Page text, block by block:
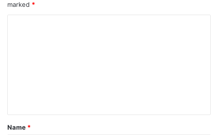
marked *
*
Name *